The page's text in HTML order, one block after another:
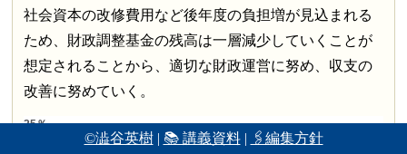
©澁谷英樹| 📚 講義資料| 🖇編集方針
社会資本の改修費用など後年度の負担増が見込まれる
ため、財政調整基金の残高は一層減少していくことが
想定されることから、適切な財政運営に努め、収支の
改善に努めていく。